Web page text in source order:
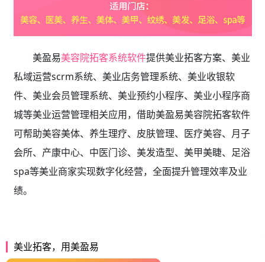
美盈易美容院拓客系统软件提供美业拓客方案、美业
私域运营scrm系统、 美业店务管理系统、美业收银软
件、美业会员管理系统、美业预约小程序、美业小程序商
城等美业运营管理相关应用，借助美盈易美容院拓客软件
可帮助美容美体、养生理疗、皮肤管理、医疗美容、月子
会所、产康中心、中医门诊、美发造型、美甲美睫、足浴
spa等美业商家实现数字化经营，全面提升管理效率及业
绩。
美业拓客，用美盈易